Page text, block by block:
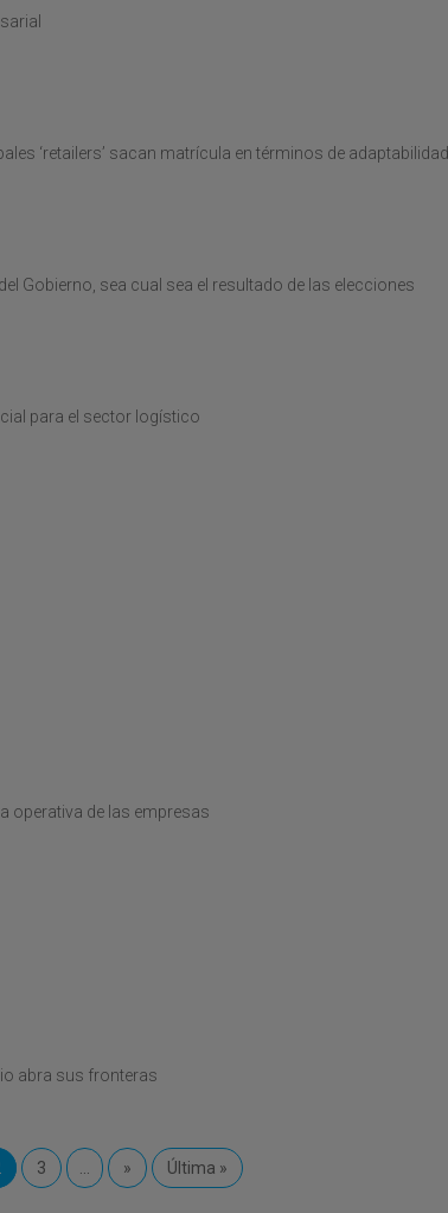
‘retailers’ sacan matrícula en términos de adaptabilidad
Gobierno, sea cual sea el resultado de las elecciones
para el sector logístico
operativa de las empresas
abra sus fronteras
3 » Última »